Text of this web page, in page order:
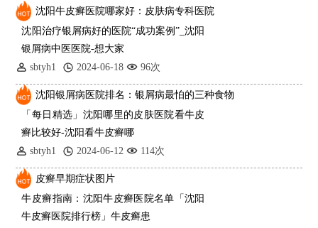
沈阳牛皮癣医院哪家好：皮肤病专科医院
沈阳治疗银屑病好的医院“成功案例”_沈阳
银屑病中医医院-想大家
sbtyh1
2024-06-18 96次
沈阳银屑病医院排名：银屑病最怕的三种食物
「每日精选」沈阳哪里的皮肤医院看牛皮
癣比较好-沈阳看牛皮癣哪
sbtyh1
2024-06-12 114次
皮癣早期症状图片
牛皮癣指南：沈阳牛皮癣医院名单「沈阳
牛皮癣医院排行榜」牛皮癣患